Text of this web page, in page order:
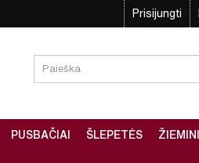
Prisijungti
PUSBAČIAI ŠLEPETĖS